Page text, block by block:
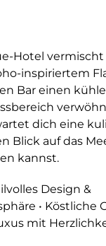
Hotel
inspiriertem
Bar einen
dich eine
Blick auf das
kannst.
Design &
• Köstliche
mit